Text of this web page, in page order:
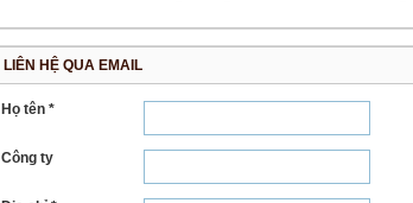
LIÊN HỆ QUA EMAIL
Họ tên *
Công ty